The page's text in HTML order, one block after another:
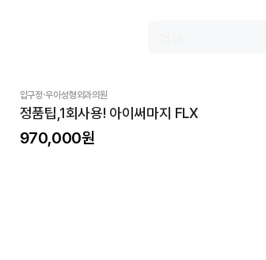
압구정·우아성형외과의원
정품팁,1회사용! 아이써마지 FLX
970,000원